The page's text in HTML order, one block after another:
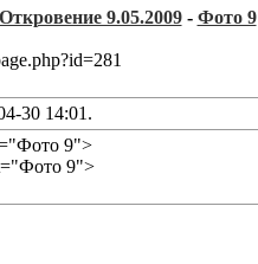
9.05.2009- Фото 9
30 14:01.
9">
9">